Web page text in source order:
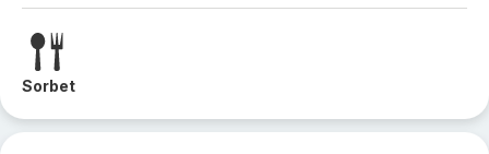
Sorbet